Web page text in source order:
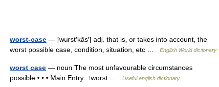
worst-case — [wʉrst′kās′] adj. that is, or takes into account, the
worst possible case, condition, situation, etc …
English World dictionary
worst case — noun The most unfavourable circumstances
possible • • • Main Entry: ↑worst …
Useful english dictionary